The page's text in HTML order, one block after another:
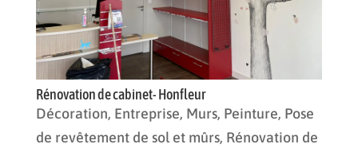
Rénovation de cabinet- Honfleur
Décoration, Entreprise, Murs, Peinture, Pose
de revêtement de sol et mûrs, Rénovation de